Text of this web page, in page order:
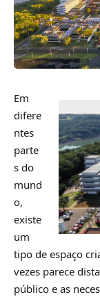
Em
difere
ntes
parte
s do
mund
o,
existe
um
tipo de espaço
vezes parece
público e as